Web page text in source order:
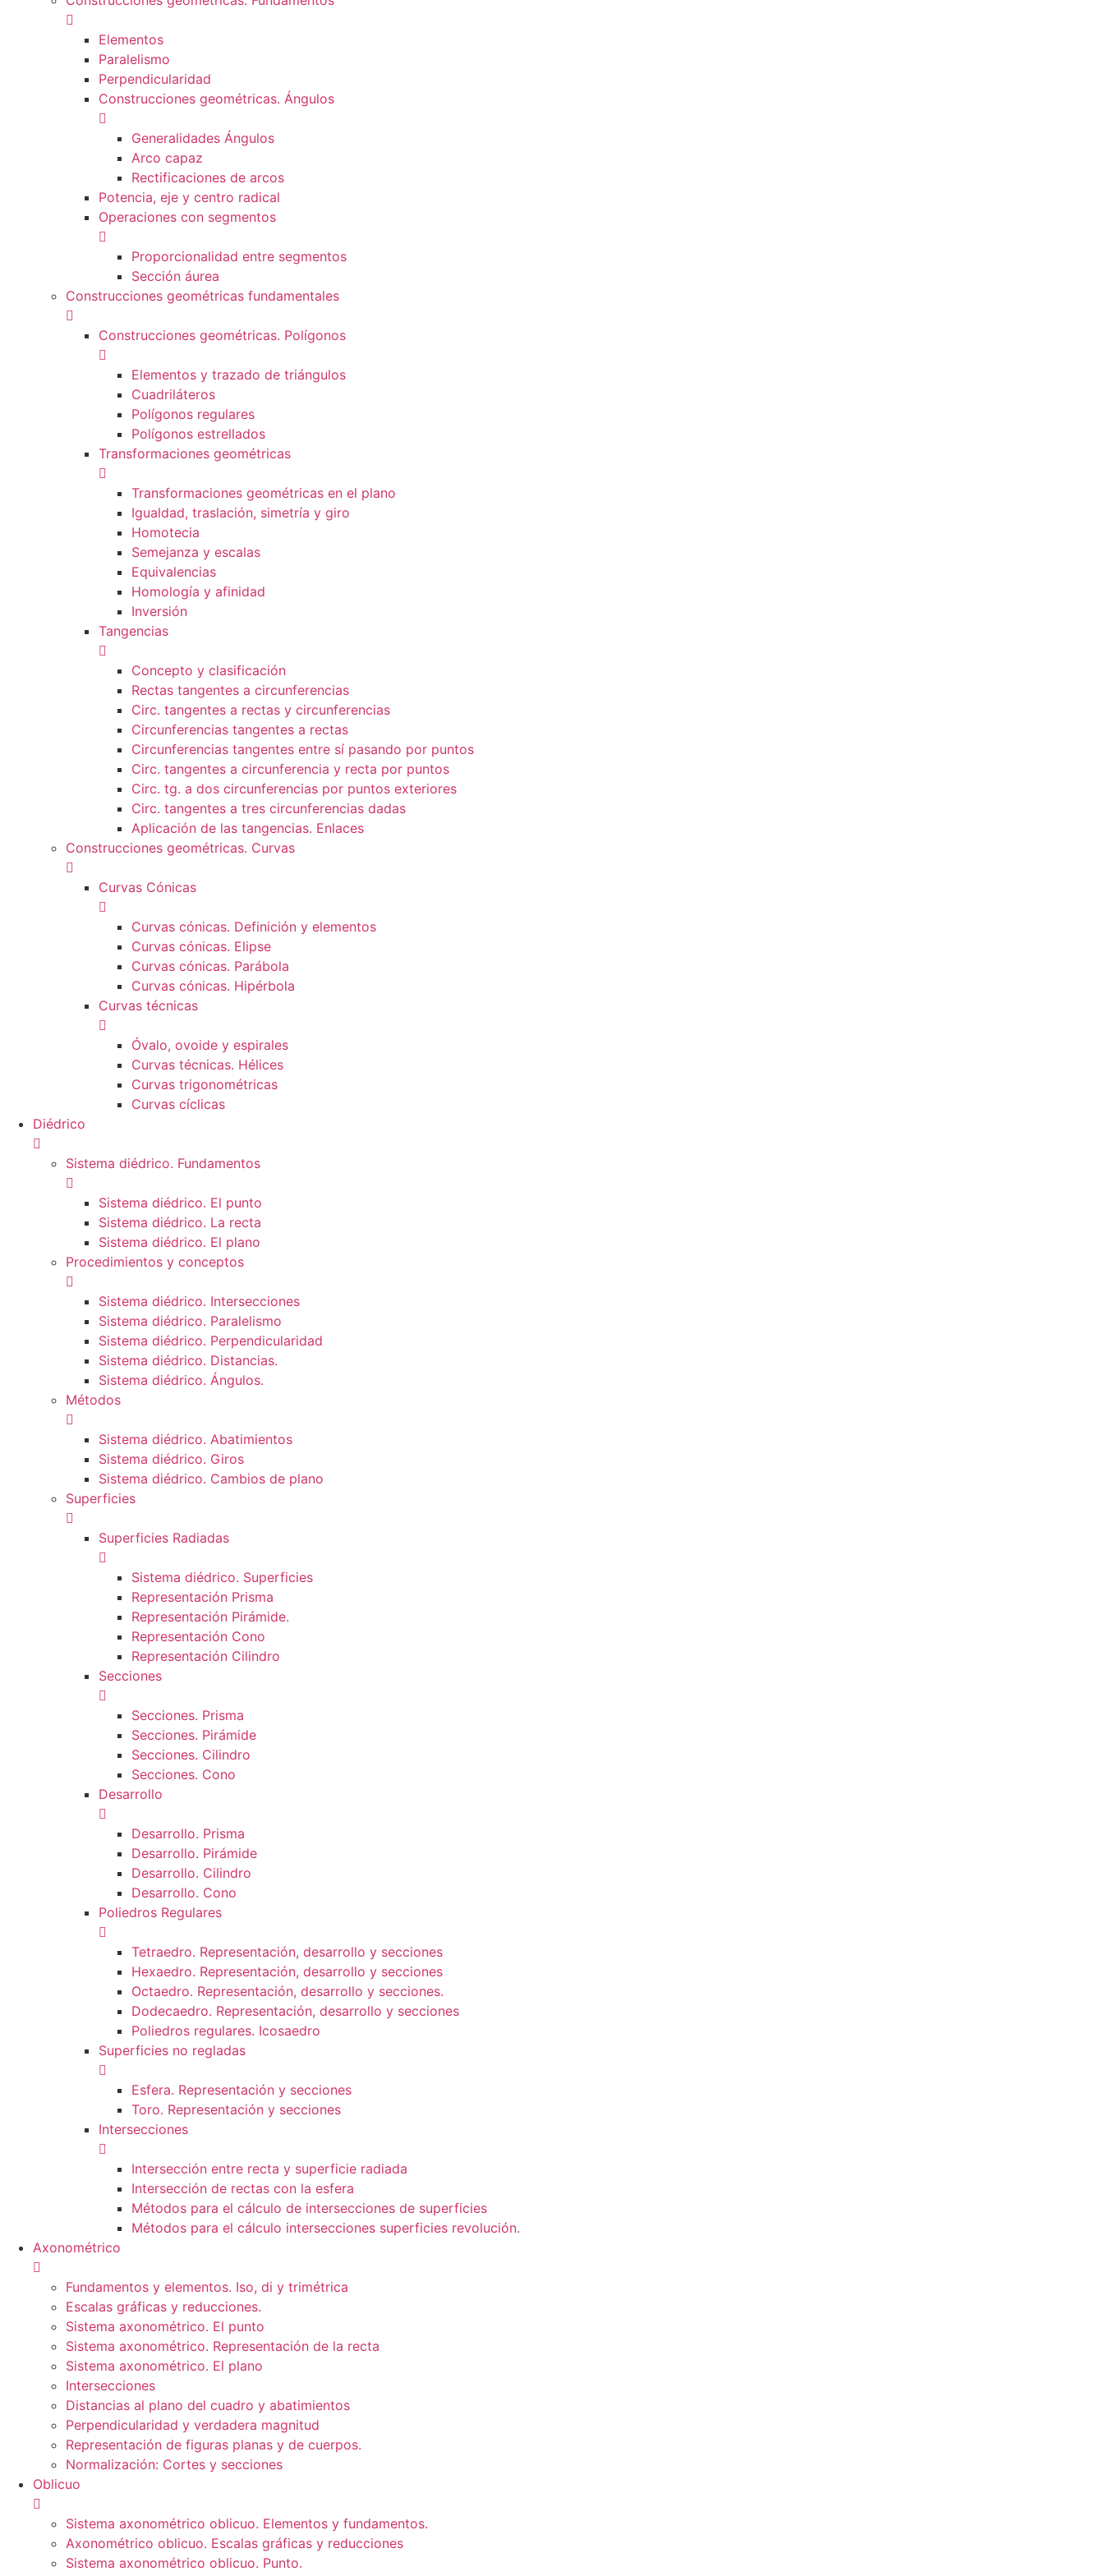
Elementos
Paralelismo
Perpendicularidad
Construcciones geométricas. Ángulos
Generalidades Ángulos
Arco capaz
Rectificaciones de arcos
Potencia, eje y centro radical
Operaciones con segmentos
Proporcionalidad entre segmentos
Sección áurea
Construcciones geométricas fundamentales
Construcciones geométricas. Polígonos
Elementos y trazado de triángulos
Cuadriláteros
Polígonos regulares
Polígonos estrellados
Transformaciones geométricas
Transformaciones geométricas en el plano
Igualdad, traslación, simetría y giro
Homotecia
Semejanza y escalas
Equivalencias
Homología y afinidad
Inversión
Tangencias
Concepto y clasificación
Rectas tangentes a circunferencias
Circ. tangentes a rectas y circunferencias
Circunferencias tangentes a rectas
Circunferencias tangentes entre sí pasando por puntos
Circ. tangentes a circunferencia y recta por puntos
Circ. tg. a dos circunferencias por puntos exteriores
Circ. tangentes a tres circunferencias dadas
Aplicación de las tangencias. Enlaces
Construcciones geométricas. Curvas
Curvas Cónicas
Curvas cónicas. Definición y elementos
Curvas cónicas. Elipse
Curvas cónicas. Parábola
Curvas cónicas. Hipérbola
Curvas técnicas
Óvalo, ovoide y espirales
Curvas técnicas. Hélices
Curvas trigonométricas
Curvas cíclicas
Diédrico
Sistema diédrico. Fundamentos
Sistema diédrico. El punto
Sistema diédrico. La recta
Sistema diédrico. El plano
Procedimientos y conceptos
Sistema diédrico. Intersecciones
Sistema diédrico. Paralelismo
Sistema diédrico. Perpendicularidad
Sistema diédrico. Distancias.
Sistema diédrico. Ángulos.
Métodos
Sistema diédrico. Abatimientos
Sistema diédrico. Giros
Sistema diédrico. Cambios de plano
Superficies
Superficies Radiadas
Sistema diédrico. Superficies
Representación Prisma
Representación Pirámide.
Representación Cono
Representación Cilindro
Secciones
Secciones. Prisma
Secciones. Pirámide
Secciones. Cilindro
Secciones. Cono
Desarrollo
Desarrollo. Prisma
Desarrollo. Pirámide
Desarrollo. Cilindro
Desarrollo. Cono
Poliedros Regulares
Tetraedro. Representación, desarrollo y secciones
Hexaedro. Representación, desarrollo y secciones
Octaedro. Representación, desarrollo y secciones.
Dodecaedro. Representación, desarrollo y secciones
Poliedros regulares. Icosaedro
Superficies no regladas
Esfera. Representación y secciones
Toro. Representación y secciones
Intersecciones
Intersección entre recta y superficie radiada
Intersección de rectas con la esfera
Métodos para el cálculo de intersecciones de superficies
Métodos para el cálculo intersecciones superficies revolución.
Axonométrico
Fundamentos y elementos. Iso, di y trimétrica
Escalas gráficas y reducciones.
Sistema axonométrico. El punto
Sistema axonométrico. Representación de la recta
Sistema axonométrico. El plano
Intersecciones
Distancias al plano del cuadro y abatimientos
Perpendicularidad y verdadera magnitud
Representación de figuras planas y de cuerpos.
Normalización: Cortes y secciones
Oblicuo
Sistema axonométrico oblicuo. Elementos y fundamentos.
Axonométrico oblicuo. Escalas gráficas y reducciones
Sistema axonométrico oblicuo. Punto.